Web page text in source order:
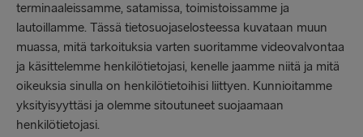
terminaaleissamme, satamissa, toimistoissamme ja
lautoillamme. Tässä tietosuojaselosteessa kuvataan muun
muassa, mitä tarkoituksia varten suoritamme videovalvontaa
ja käsittelemme henkilötietojasi, kenelle jaamme niitä ja mitä
oikeuksia sinulla on henkilötietoihisi liittyen. Kunnioitamme
yksityisyyttäsi ja olemme sitoutuneet suojaamaan
henkilötietojasi.